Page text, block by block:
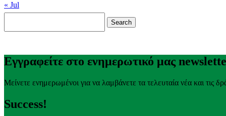
« Jul
Εγγραφείτε στο ενημερωτικό μας
Μείνετε ενημερωμένοι για να λαμβάνετε τα τελευταία νέα και τις
Success!